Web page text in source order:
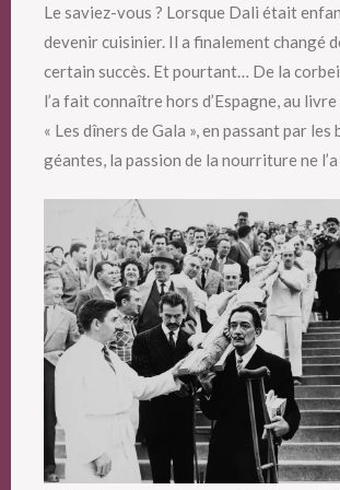
Le saviez-vous ? Lorsque Dali était
devenir cuisinier. Il a finalement changé
certain succès. Et pourtant… De la
l’a fait connaître hors d’Espagne, au
« Les dîners de Gala », en passant par
géantes, la passion de la nourriture ne